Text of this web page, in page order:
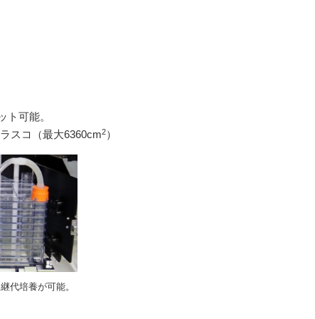
可能。
スコ（最大6360cm2）
代培養が可能。